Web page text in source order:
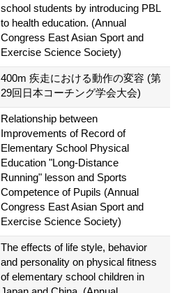
school students by introducing PBL
to health education. (Annual
Congress East Asian Sport and
Exercise Science Society)
400m 疾走における動作の変容 (第
29回日本コーチング学会大会)
Relationship between
Improvements of Record of
Elementary School Physical
Education "Long-Distance
Running" lesson and Sports
Competence of Pupils (Annual
Congress East Asian Sport and
Exercise Science Society)
The effects of life style, behavior
and personality on physical fitness
of elementary school children in